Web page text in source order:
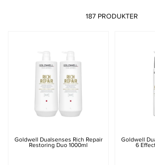
187 PRODUKTER
Goldwell Dualsenses Rich Repair
Restoring Duo 1000ml
Goldwell
6